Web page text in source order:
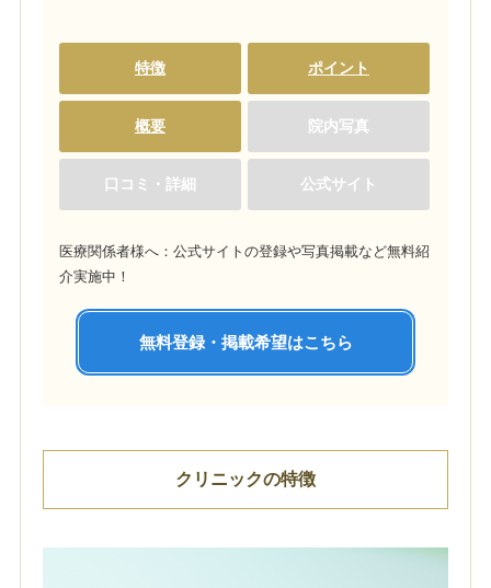
特徴 ポイント
概要 院内写真
口コミ・詳細 公式サイト
医療関係者様へ：公式サイトの登録や写真掲載など無料紹
介実施中！
無料登録・掲載希望はこちら
クリニックの特徴